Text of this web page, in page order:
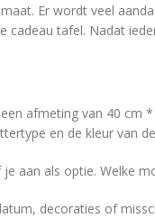
Er wordt veel
cadeau tafel. Nadat
afmeting van 40 cm
en de kleur van
aan als optie. Welke
decoraties of